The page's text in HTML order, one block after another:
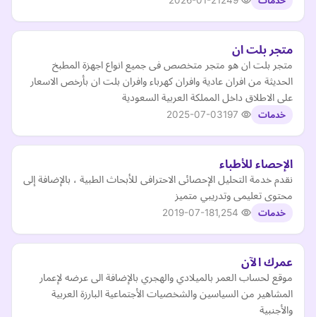
متجر بلت ان
متجر بلت ان هو متجر متخصص فى جميع انواع اجهزة المطبخ
الحديثة من افران عادية وافران كهرباء وافران بلت ان بأرخص الاسعار
على الاطلاق داخل المملكة العربية السعودية
خدمات 2025-07-03
الإحصاء للأطباء
نقدم خدمة التحليل الإحصائى الاحترافى للأبحاث الطبية ، بالإضافة إلى
محتوى تعليمى وتدريبي متميز
خدمات 2019-07-18
عمرك الآن
موقع لحساب العمر بالميلادي والهجري بالإضافة الى عرضه لإعمار
المشاهير من السياسين والشخصيات الأجتماعية البارزة العربية
والأجنبية